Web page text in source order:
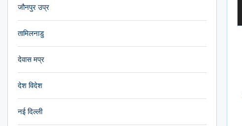
जौनपुर उप्र
तामिलनाडु
देवास मप्र
देश विदेश
नई दिल्ली